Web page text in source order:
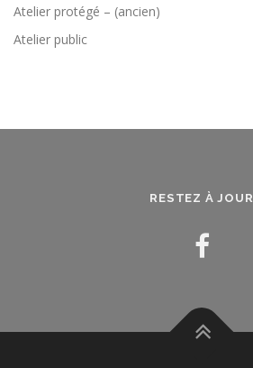
Atelier protégé – (ancien)
Atelier public
RESTEZ À JOUR